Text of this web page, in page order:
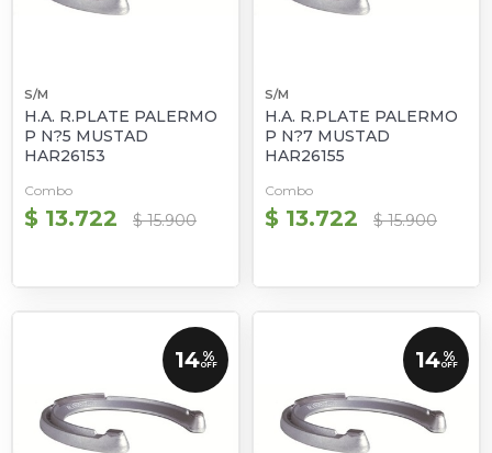
S/M
H.A. R.PLATE PALERMO
P N?5 MUSTAD
HAR26153
Combo
$ 13.722 $ 15.900
S/M
H.A. R.PLATE PALERMO
P N?7 MUSTAD
HAR26155
Combo
$ 13.722 $ 15.900
14 %
OFF 14 %
OFF